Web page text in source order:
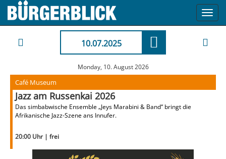
10.07.2025
Monday, 10. August 2026
Café Museum
Jazz am Russenkai 2026
Das simbabwische Ensemble „Jeys Marabini & Band“ bringt die
Afrikanische Jazz-Szene ans Innufer.
20:00 Uhr | frei